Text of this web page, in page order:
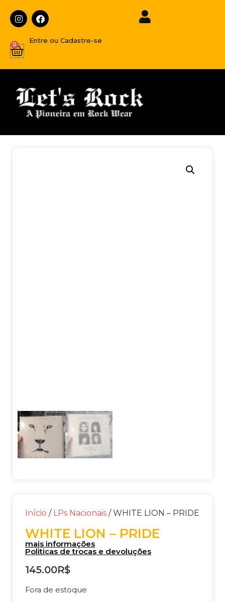
Entre ou Cadastre-se
0
Início / LPs Nacionais / WHITE LION – PRIDE
WHITE LION – PRIDE
mais informações
Politicas de trocas e devoluções
145.00R$
Fora de estoque